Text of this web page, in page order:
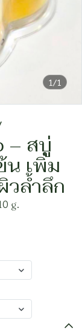
1/1
– สบู่
น เพิ่ม
วล้ำลึก
g.